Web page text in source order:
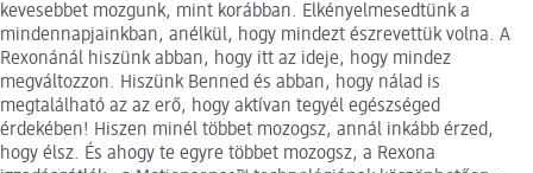
kevesebbet mozgunk, mint korábban. Elkényelmesedtünk a
mindennapjainkban, anélkül, hogy mindezt észrevettük volna. A
Rexonánál hiszünk abban, hogy itt az ideje, hogy mindez
megváltozzon. Hiszünk Benned és abban, hogy nálad is
megtalálható az az erő, hogy aktívan tegyél egészséged
érdekében! Hiszen minél többet mozogsz, annál inkább érzed,
hogy élsz. És ahogy te egyre többet mozogsz, a Rexona